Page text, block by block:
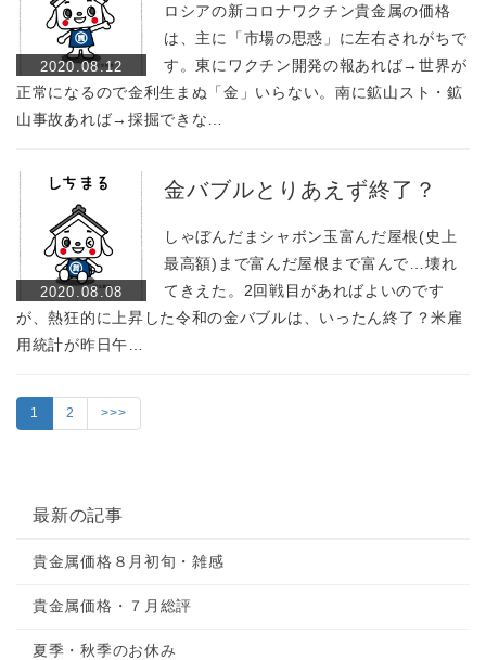
2020.08.12
ロシアの新コロナワクチン貴金属の価格
は、主に「市場の思惑」に左右されがちで
す。東にワクチン開発の報あれば→世界が
正常になるので金利生まぬ「金」いらない。南に鉱山スト・鉱
山事故あれば→採掘できな…
2020.08.08
金バブルとりあえず終了？
しゃぼんだまシャボン玉富んだ屋根(史上
最高額)まで富んだ屋根まで富んで…壊れ
てきえた。2回戦目があればよいのです
が、熱狂的に上昇した令和の金バブルは、いったん終了？米雇
用統計が昨日午…
1 2 >>>
最新の記事
貴金属価格８月初旬・雑感
貴金属価格・７月総評
夏季・秋季のお休み